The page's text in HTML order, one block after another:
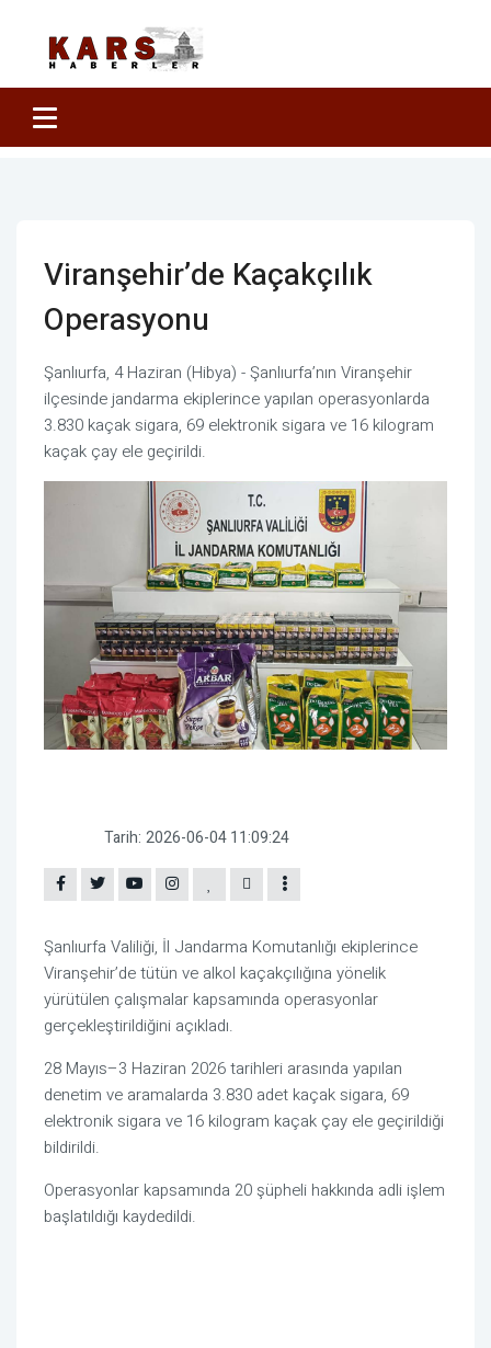
Viranşehir’de Kaçakçılık
Operasyonu
Şanlıurfa, 4 Haziran (Hibya) - Şanlıurfa’nın Viranşehir
ilçesinde jandarma ekiplerince yapılan operasyonlarda
3.830 kaçak sigara, 69 elektronik sigara ve 16 kilogram
kaçak çay ele geçirildi.
Tarih: 2026-06-04 11:09:24
Şanlıurfa Valiliği, İl Jandarma Komutanlığı ekiplerince
Viranşehir’de tütün ve alkol kaçakçılığına yönelik
yürütülen çalışmalar kapsamında operasyonlar
gerçekleştirildiğini açıkladı.
28 Mayıs–3 Haziran 2026 tarihleri arasında yapılan
denetim ve aramalarda 3.830 adet kaçak sigara, 69
elektronik sigara ve 16 kilogram kaçak çay ele geçirildiği
bildirildi.
Operasyonlar kapsamında 20 şüpheli hakkında adli işlem
başlatıldığı kaydedildi.